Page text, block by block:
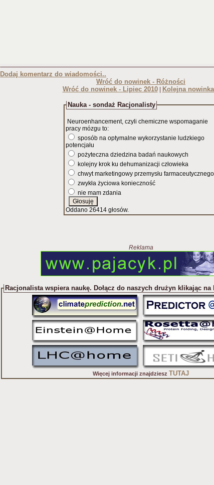
Dodaj komentarz do wiadomości..
Wróć do nowinek - Różności
Wróć do nowinek - Lipiec 2010| Kolejna
Nauka - sondaż Racjonalisty
Neuroenhancement, czyli chemiczne wspomaganie
pracy mózgu to:
sposób na optymalne wykorzystanie ludzkiego
potencjału
pożyteczna dziedzina badań naukowych
kolejny krok ku dehumanizacji człowieka
chwyt marketingowy przemysłu farmaceutycznego
zwykła życiowa konieczność
nie mam zdania
Oddano 26414 głosów.
Reklama
Racjonalista wspiera naukę. Dołącz do naszych drużyn klikając na
Więcej informacji znajdziesz TUTAJ